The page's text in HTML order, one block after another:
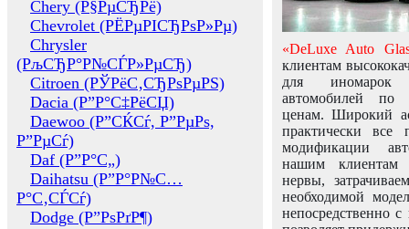
Chery (Р§РµСЂРё)
Chevrolet (РЁРµРІСЂРѕР»Рµ)
Chrysler
(РљСЂР°Р№СЃР»РµСЂ)
Citroen (РЎРёС‚СЂРѕРµРЅ)
Dacia (Р”Р°С‡РёСЏ)
Daewoo (Р”СЌСѓ, Р”РµРѕ,
Р”РµСѓ)
Daf (Р”Р°С„)
Daihatsu (Р”Р°Р№С…
Р°С‚СЃСѓ)
Dodge (Р”РѕРґР¶)
«DeLuxe Auto
клиентам
для иномарок
автомобилей
ценам. Широкий
практически все
модификации
нашим клиентам
нервы,
необходимой
непосредственно